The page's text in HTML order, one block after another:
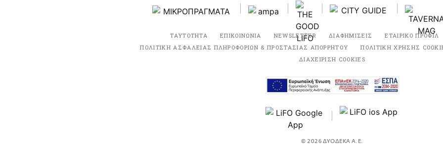
ΤΑΥΤΟΤΗΤΑ ΕΠΙΚΟΙΝΩΝΙΑ NEWSLETTER ΔΙΑΦΗΜΙΣΕΙΣ ΕΤΑΙΡΙΚΟ ΠΡΟΦΙΛ
ΠΟΛΙΤΙΚΗ ΑΣΦΑΛΕΙΑΣ ΠΛΗΡΟΦΟΡΙΩΝ & ΠΡΟΣΤΑΣΙΑΣ ΑΠΟΡΡΗΤΟΥ
ΠΟΛΙΤΙΚΗ ΧΡΗΣΗΣ
ΔΙΑΧΕΙΡΙΣΗ COOKIES
© 2026 ΔΥΟΔΕΚΑ Α.Ε.